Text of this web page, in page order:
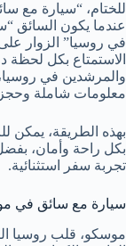
للختام، “سيارة مع
عندما يكون السائق
في روسيا” الزوار
الاستمتاع بكل
والمرشدين في
معلومات شاملة
بهذه الطريقة، يمكن
بكل راحة وأمان،
تجربة سفر استثنائية.
سيارة مع سائق في
موسكو، قلب روسيا